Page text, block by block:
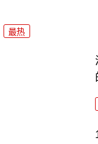
最热